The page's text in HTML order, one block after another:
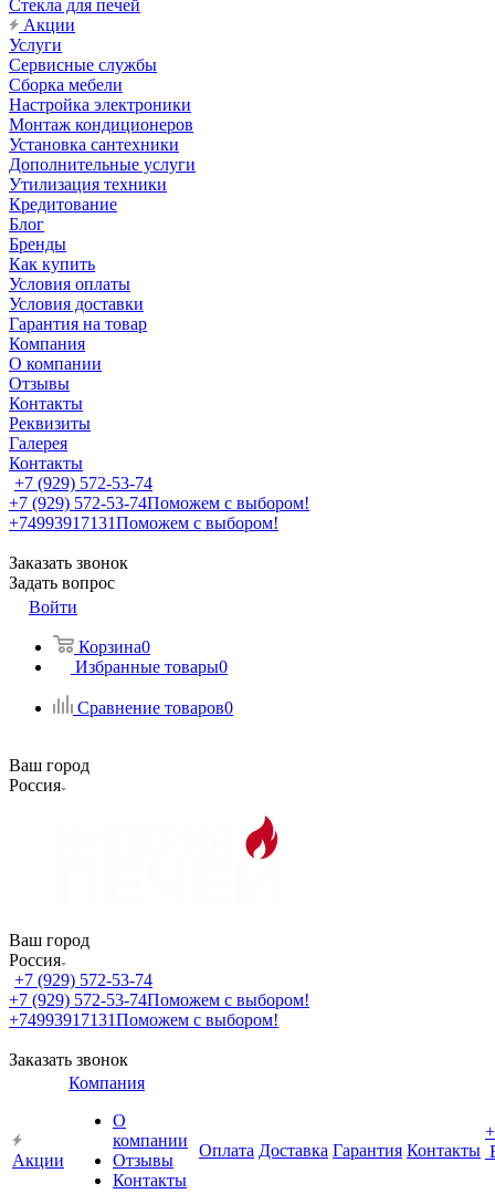
Стекла для печей
Акции
Услуги
Сервисные службы
Сборка мебели
Настройка электроники
Монтаж кондиционеров
Установка сантехники
Дополнительные услуги
Утилизация техники
Кредитование
Блог
Бренды
Как купить
Условия оплаты
Условия доставки
Гарантия на товар
Компания
О компании
Отзывы
Контакты
Реквизиты
Галерея
Контакты
+7 (929) 572-53-74
+7 (929) 572-53-74Поможем с выбором!
+74993917131Поможем с выбором!
Заказать звонок
Задать вопрос
Войти
Корзина0
Избранные товары0
Сравнение товаров0
Ваш город
Россия
Ваш город
Россия
+7 (929) 572-53-74
+7 (929) 572-53-74Поможем с выбором!
+74993917131Поможем с выбором!
Заказать звонок
Акции
Компания
О
компании
Отзывы
Контакты
Оплата Доставка Гарантия Контакты
+